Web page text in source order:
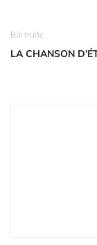
Bài trước
LA CHANSON